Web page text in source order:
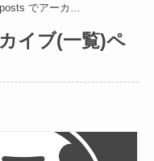
でアーカ…
イブ(一覧)ペ